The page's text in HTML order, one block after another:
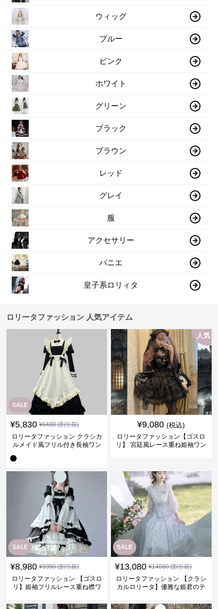
ウィッグ
ブルー
ピンク
ホワイト
グリーン
ブラック
ブラウン
レッド
グレイ
服
アクセサリー
パニエ
皇子系ロリィタ
ロリータファッション 人気アイテム
SALE
¥5,830 ¥6480(割引前)
ロリータファッション クラシカ
ルメイド風フリル付き長袖ワン
人気
¥9,080 (税込)
ロリータファッション【ゴスロ
リ】 宮廷風レース重ね姫袖ワン
SALE
¥8,980 ¥9980(割引前)
ロリータファッション 【ゴスロ
リ】姫袖フリルレース重ね襟ワ
SALE
¥13,080 ¥14080(割引前)
ロリータファッション 【クラシ
カルロリータ】優雅な姫君のテ